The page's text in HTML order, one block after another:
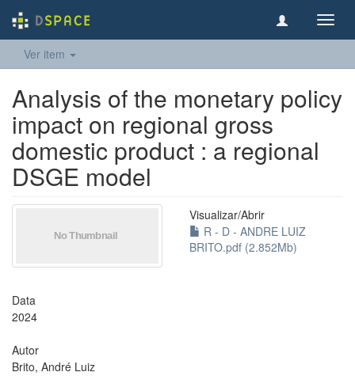
Ver item
Analysis of the monetary policy
impact on regional gross
domestic product : a regional
DSGE model
Visualizar/Abrir
R - D - ANDRE LUIZ
BRITO.pdf (2.852Mb)
Data
2024
Autor
Brito, André Luiz